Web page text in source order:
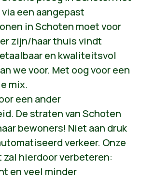
een aangepast
in Schoten moet voor
zijn/haar thuis vindt
en kwaliteitsvol
we voor. Met oog voor een
mix.
een ander
De straten van Schoten
bewoners! Niet aan druk
verkeer. Onze
hierdoor verbeteren:
en veel minder